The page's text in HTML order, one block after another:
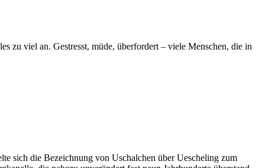
zu viel an. Gestresst, müde, überfordert – viele Menschen, die in
sich die Bezeichnung von Uschalchen über Uescheling zum